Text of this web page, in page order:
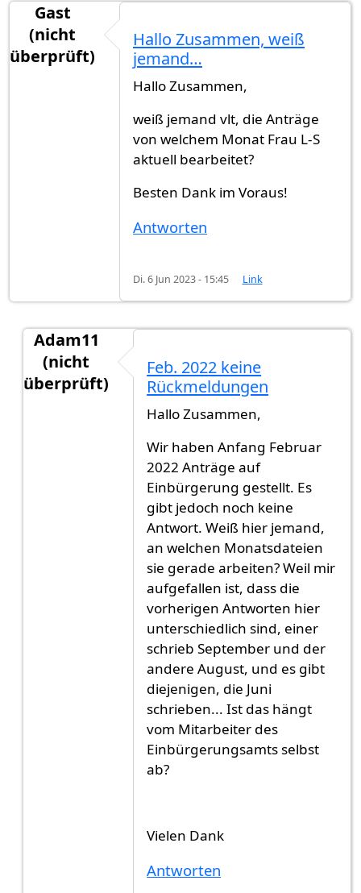
Gast
(nicht
überprüft)
Hallo Zusammen, weiß
jemand…
Hallo Zusammen,
weiß jemand vlt, die Anträge
von welchem Monat Frau L-S
aktuell bearbeitet?
Besten Dank im Voraus!
Antworten
Di. 6 Jun 2023 - 15:45 Link
Adam11
(nicht
überprüft)
Feb. 2022 keine
Rückmeldungen
Hallo Zusammen,
Wir haben Anfang Februar
2022 Anträge auf
Einbürgerung gestellt. Es
gibt jedoch noch keine
Antwort. Weiß hier jemand,
an welchen Monatsdateien
sie gerade arbeiten? Weil mir
aufgefallen ist, dass die
vorherigen Antworten hier
unterschiedlich sind, einer
schrieb September und der
andere August, und es gibt
diejenigen, die Juni
schrieben... Ist das hängt
vom Mitarbeiter des
Einbürgerungsamts selbst
ab?
Vielen Dank
Antworten